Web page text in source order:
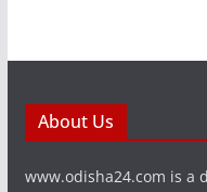
About Us
www.odisha24.com is a